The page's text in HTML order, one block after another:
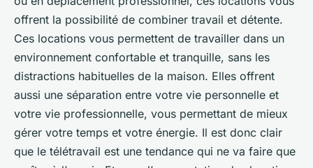
offrent la possibilité de combiner travail et détente.
Ces locations vous permettent de travailler dans un
environnement confortable et tranquille, sans les
distractions habituelles de la maison. Elles offrent
aussi une séparation entre votre vie personnelle et
votre vie professionnelle, vous permettant de mieux
gérer votre temps et votre énergie. Il est donc clair
que le télétravail est une tendance qui ne va faire que